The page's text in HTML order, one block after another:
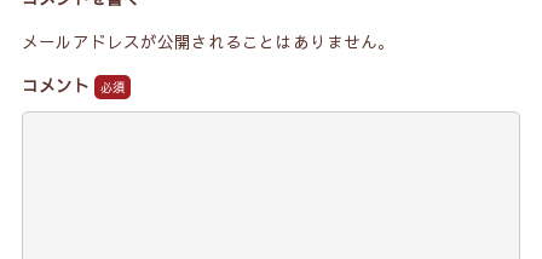
メールアドレスが公開されることはありません。
コメント